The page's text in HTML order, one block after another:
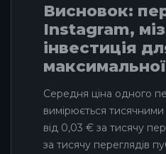
Висновок:
Instagram,
інвестиція
Середня ціна одного
вимірюється
від 0,03 € за тисячу
за тисячу переглядів